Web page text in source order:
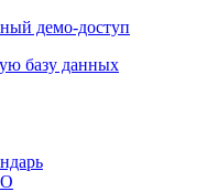
демо-доступ
базу данных